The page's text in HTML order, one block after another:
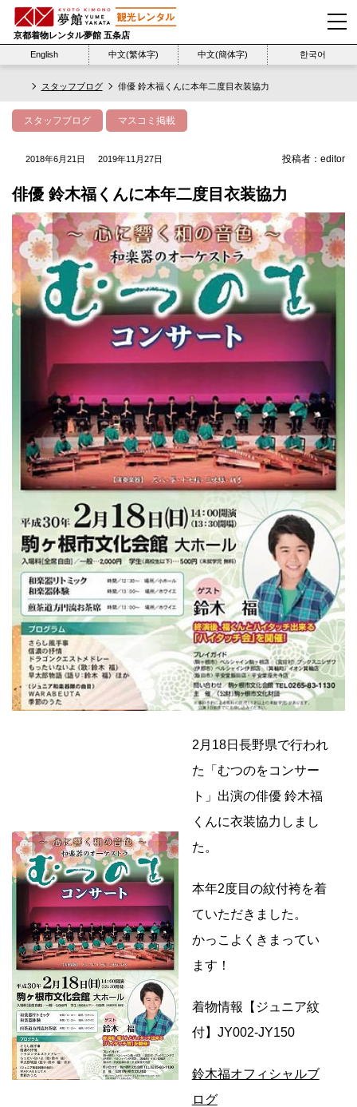
京都着物レンタル夢館 五条店
English
中文(繁体字) 中文(簡体字) 한국어
スタッフブログ 俳優 鈴木福くんに本年二度目衣装協力
スタッフブログ マスコミ掲載
2018年6月21日 2019年11月27日 投稿者： editor
俳優 鈴木福くんに本年二度目衣装協力
2月18日長野県で行われ
た「むつのをコンサー
ト」出演の俳優 鈴木福
くんに衣装協力しまし
た。
本年2度目の紋付袴を着
ていただきました。
かっこよくきまってい
ます！
着物情報【ジュニア紋
付】JY002-JY150
鈴木福オフィシャルブ
ログ